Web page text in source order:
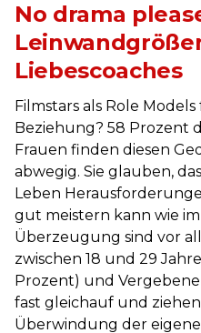
No drama
Liebescoaches
Filmstars als Role
Beziehung? 58 Prozent
Frauen finden diesen
abwegig. Sie glauben,
Leben
gut meistern kann wie
Überzeugung sind vor
zwischen 18 und 29
Prozent) und
fast gleichauf und
Überwindung der